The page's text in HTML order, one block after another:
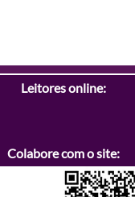
Leitores online:
Colabore com o site: